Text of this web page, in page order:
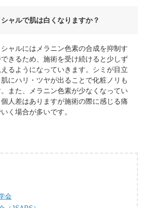
ャルで肌は白くなりますか？
ャルにはメラニン色素の合成を抑制す
きるため、施術を受け続けると少しず
るようになっていきます。シミが目立
にハリ・ツヤが出ることで化粧ノリも
また、メラニン色素が少なくなってい
人差はありますが施術の際に感じる痛
く場合が多いです。
会